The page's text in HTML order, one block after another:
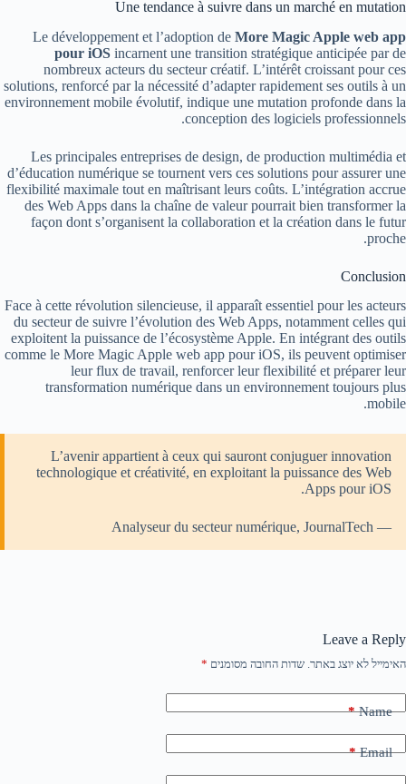
Une tendance à suivre dans un marché en mutation
Le développement et l’adoption de More Magic Apple web app
pour iOS incarnent une transition stratégique anticipée par de
nombreux acteurs du secteur créatif. L’intérêt croissant pour ces
solutions, renforcé par la nécessité d’adapter rapidement ses outils à un
environnement mobile évolutif, indique une mutation profonde dans la
conception des logiciels professionnels.
Les principales entreprises de design, de production multimédia et
d’éducation numérique se tournent vers ces solutions pour assurer une
flexibilité maximale tout en maîtrisant leurs coûts. L’intégration accrue
des Web Apps dans la chaîne de valeur pourrait bien transformer la
façon dont s’organisent la collaboration et la création dans le futur
proche.
Conclusion
Face à cette révolution silencieuse, il apparaît essentiel pour les acteurs
du secteur de suivre l’évolution des Web Apps, notamment celles qui
exploitent la puissance de l’écosystème Apple. En intégrant des outils
comme le More Magic Apple web app pour iOS, ils peuvent optimiser
leur flux de travail, renforcer leur flexibilité et préparer leur
transformation numérique dans un environnement toujours plus
mobile.
L’avenir appartient à ceux qui sauront conjuguer innovation
technologique et créativité, en exploitant la puissance des Web
Apps pour iOS.
— Analyseur du secteur numérique, JournalTech
Leave a Reply
האימייל לא יוצג באתר. שדות החובה מסומנים *
Name
*
Email
*